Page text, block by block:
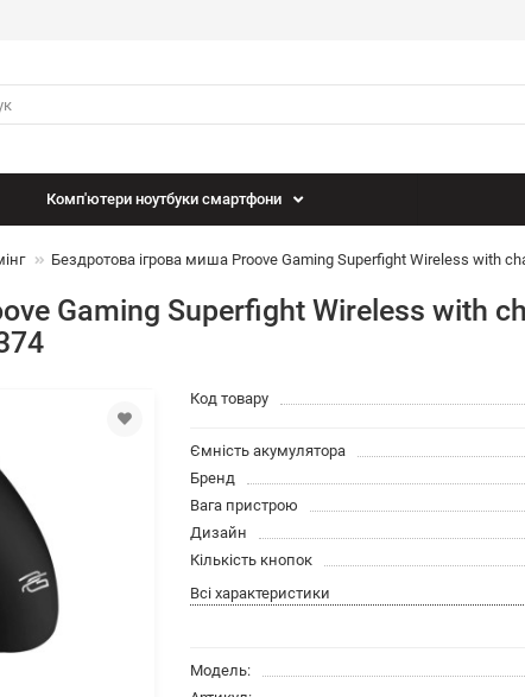
Комп'ютери ноутбуки смартфони
Бездротова ігрова миша Proove Gaming Superfight Wireless with
Gaming Superfight Wireless with
Код товару
Ємність акумулятора
Бренд
Вага пристрою
Дизайн
Кількість кнопок
Всі характеристики
Модель: